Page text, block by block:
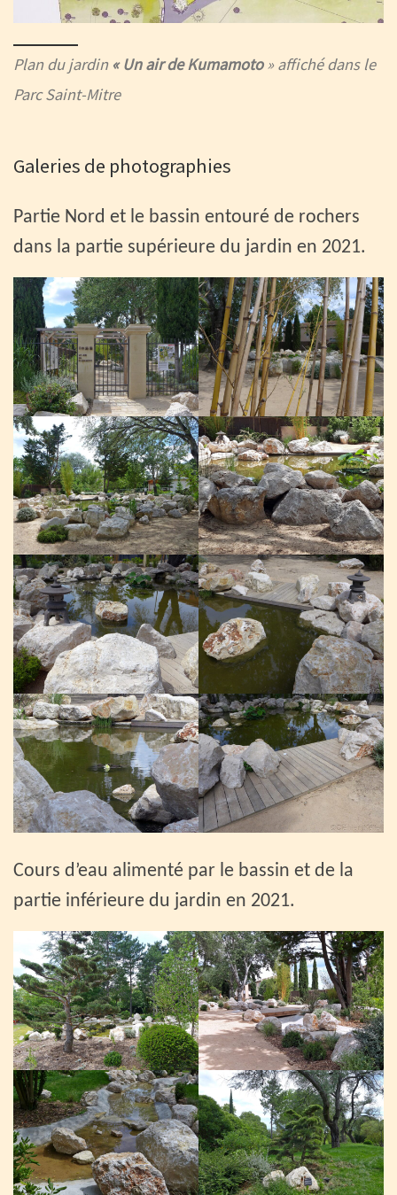
Plan du jardin « Un air de Kumamoto» affiché dans le
Parc Saint-Mitre
Galeries de photographies
Partie Nord et le bassin entouré de rochers
dans la partie supérieure du jardin en 2021.
Cours d’eau alimenté par le bassin et de la
partie inférieure du jardin en 2021.